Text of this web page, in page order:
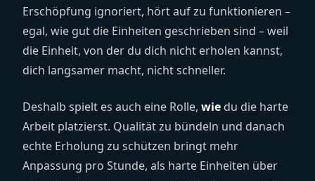
Erschöpfung ignoriert, hört auf zu funktionieren –
egal, wie gut die Einheiten geschrieben sind – weil
die Einheit, von der du dich nicht erholen kannst,
dich langsamer macht, nicht schneller.
Deshalb spielt es auch eine Rolle, wie du die harte
Arbeit platzierst. Qualität zu bündeln und danach
echte Erholung zu schützen bringt mehr
Anpassung pro Stunde, als harte Einheiten über